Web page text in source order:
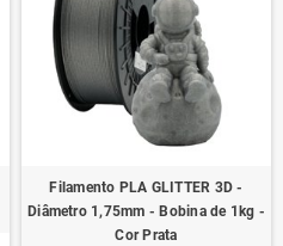
Filamento PLA GLITTER 3D -
Diâmetro 1,75mm - Bobina de 1kg -
Cor Prata